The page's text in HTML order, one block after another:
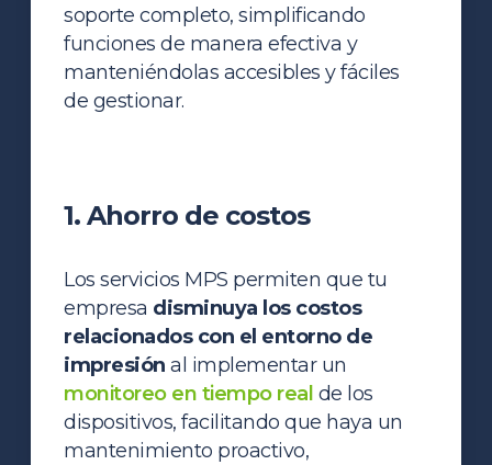
soporte completo, simplificando
funciones de manera efectiva y
manteniéndolas accesibles y fáciles
de gestionar.
1. Ahorro de costos
Los servicios MPS permiten que tu
empresa disminuya los costos
relacionados con el entorno de
impresión al implementar un
monitoreo en tiempo real de los
dispositivos, facilitando que haya un
mantenimiento proactivo,